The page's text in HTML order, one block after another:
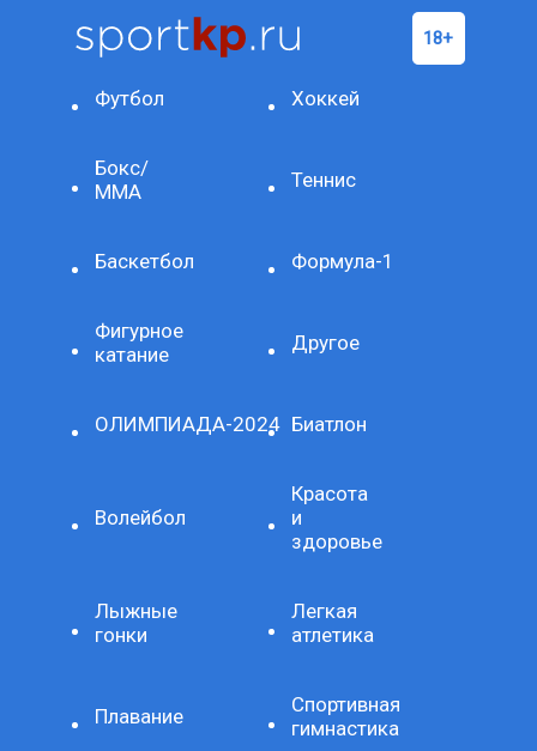
Футбол Хоккей
Бокс/
ММА
Теннис
Баскетбол Формула-1
Фигурное
катание
Другое
ОЛИМПИАДА-2024 Биатлон
Волейбол
Красота
и
здоровье
Лыжные
гонки
Легкая
атлетика
Плавание
Спортивная
гимнастика